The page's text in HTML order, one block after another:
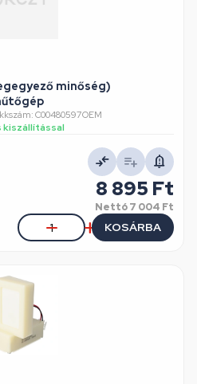
minőség)
C00480597OEM
kiszállítással
8 895 Ft
Nettó7 004 Ft
KOSÁRBA